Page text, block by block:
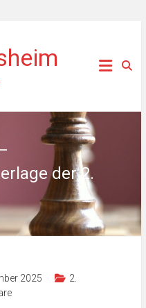
der 2.
2025
2.